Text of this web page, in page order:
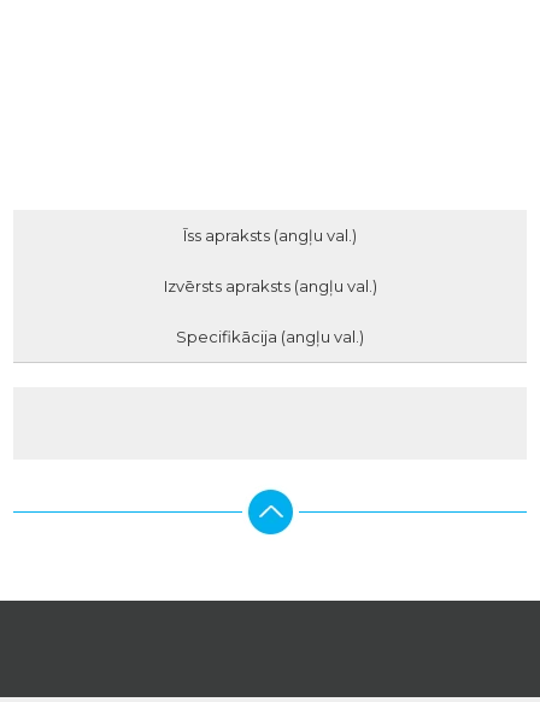
Īss apraksts (angļu val.)
Izvērsts apraksts (angļu val.)
Specifikācija (angļu val.)